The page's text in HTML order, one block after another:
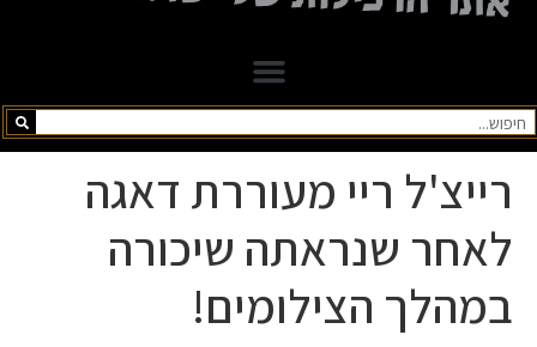
רייצ'ל ריי מעוררת דאגה
לאחר שנראתה שיכורה
במהלך הצילומים!